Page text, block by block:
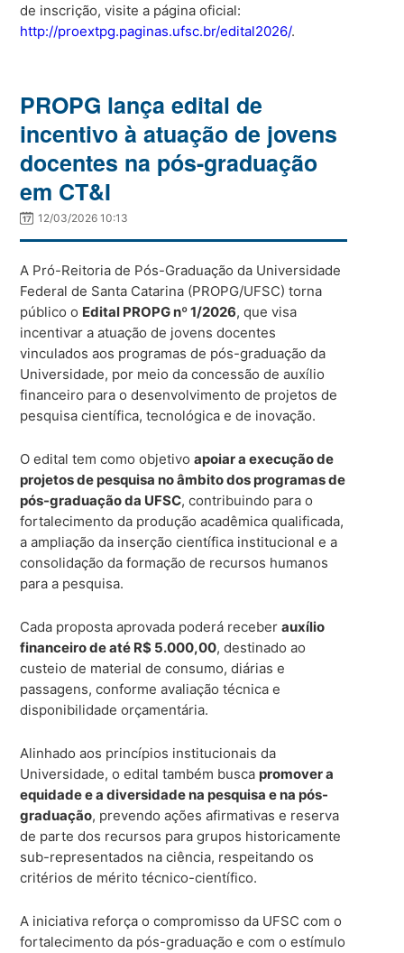
de inscrição, visite a página oficial:
http://proextpg.paginas.ufsc.br/edital2026/.
PROPG lança edital de
incentivo à atuação de jovens
docentes na pós-graduação
em CT&I
12/03/2026 10:13
A Pró-Reitoria de Pós-Graduação da Universidade
Federal de Santa Catarina (PROPG/UFSC) torna
público o Edital PROPG nº 1/2026, que visa
incentivar a atuação de jovens docentes
vinculados aos programas de pós-graduação da
Universidade, por meio da concessão de auxílio
financeiro para o desenvolvimento de projetos de
pesquisa científica, tecnológica e de inovação.
O edital tem como objetivoapoiar a execução de
projetos de pesquisa no âmbito dos programas de
pós-graduação da UFSC, contribuindo para o
fortalecimento da produção acadêmica qualificada,
a ampliação da inserção científica institucional e a
consolidação da formação de recursos humanos
para a pesquisa.
Cada proposta aprovada poderá receberauxílio
financeiro de até R$ 5.000,00, destinado ao
custeio de material de consumo, diárias e
passagens, conforme avaliação técnica e
disponibilidade orçamentária.
Alinhado aos princípios institucionais da
Universidade, o edital também busca promover a
equidade e a diversidade na pesquisa e na pós-
graduação, prevendo ações afirmativas e reserva
de parte dos recursos para grupos historicamente
sub-representados na ciência, respeitando os
critérios de mérito técnico-científico.
A iniciativa reforça o compromisso da UFSC com o
fortalecimento da pós-graduação e com o estímulo